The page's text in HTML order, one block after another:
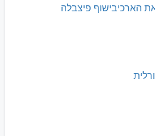
הארכיבישוף פיצבלה